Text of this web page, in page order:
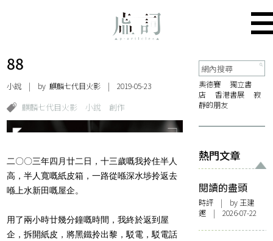
88
小說 | by麒麟七代目火影 | 2019-05-23
麒麟七代目火影 小說 創作
二〇〇三年四月廿二日，十三歲嘅我拎住半人
高，半人寬嘅紙皮箱，一路從喺深水埗拎返去
喺上水新田嘅屋企。
用了兩小時廿幾分鐘嘅時間，我終於返到屋
企，拆開紙皮，將黑鐵拎出黎，駁電，駁電話
奧德賽
獨立書
店
香港書展
寂
靜的朋友
熱門文章
閱讀的盡頭
時評 | by 王建
鏗 | 2026-07-22